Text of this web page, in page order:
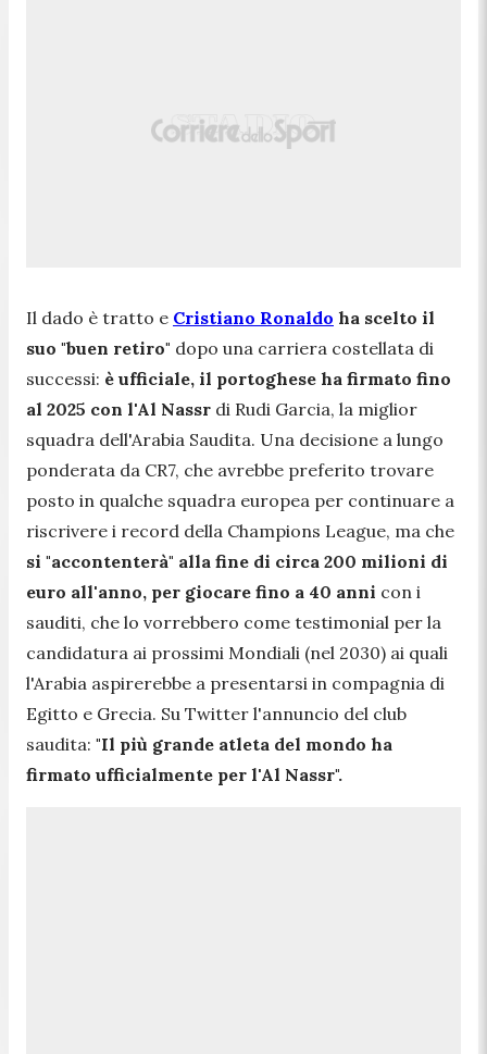
Il dado è tratto e Cristiano Ronaldo ha scelto il
suo "buen retiro" dopo una carriera costellata di
successi: è ufficiale, il portoghese ha firmato fino
al 2025 con l'Al Nassr di Rudi Garcia, la miglior
squadra dell'Arabia Saudita. Una decisione a lungo
ponderata da CR7, che avrebbe preferito trovare
posto in qualche squadra europea per continuare a
riscrivere i record della Champions League, ma che
si "accontenterà" alla fine di circa 200 milioni di
euro all'anno, per giocare fino a 40 anni con i
sauditi, che lo vorrebbero come testimonial per la
candidatura ai prossimi Mondiali (nel 2030) ai quali
l'Arabia aspirerebbe a presentarsi in compagnia di
Egitto e Grecia. Su Twitter l'annuncio del club
saudita: "Il più grande atleta del mondo ha
firmato ufficialmente per l'Al Nassr".